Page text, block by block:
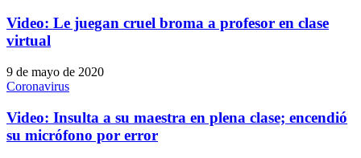
Video: Le juegan cruel broma a profesor en clase
virtual
9 de mayo de 2020
Coronavirus
Video: Insulta a su maestra en plena clase; encendió
su micrófono por error